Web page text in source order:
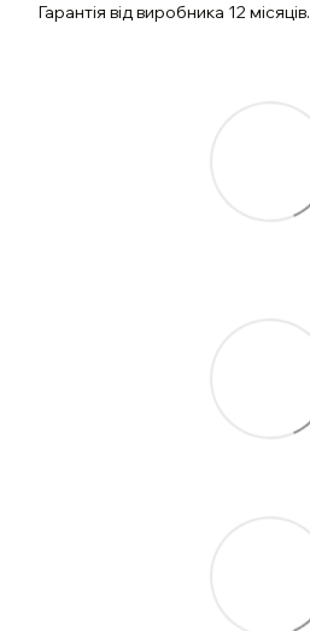
Гарантія від виробника 12 місяців.